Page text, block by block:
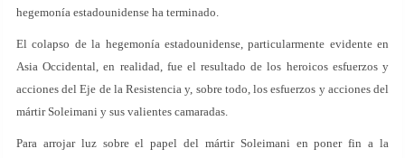
hegemonía estadounidense ha terminado.
El colapso de la hegemonía estadounidense, particularmente evidente en
Asia Occidental, en realidad, fue el resultado de los heroicos esfuerzos y
acciones del Eje de la Resistencia y, sobre todo, los esfuerzos y acciones del
mártir Soleimani y sus valientes camaradas.
Para arrojar luz sobre el papel del mártir Soleimani en poner fin a la